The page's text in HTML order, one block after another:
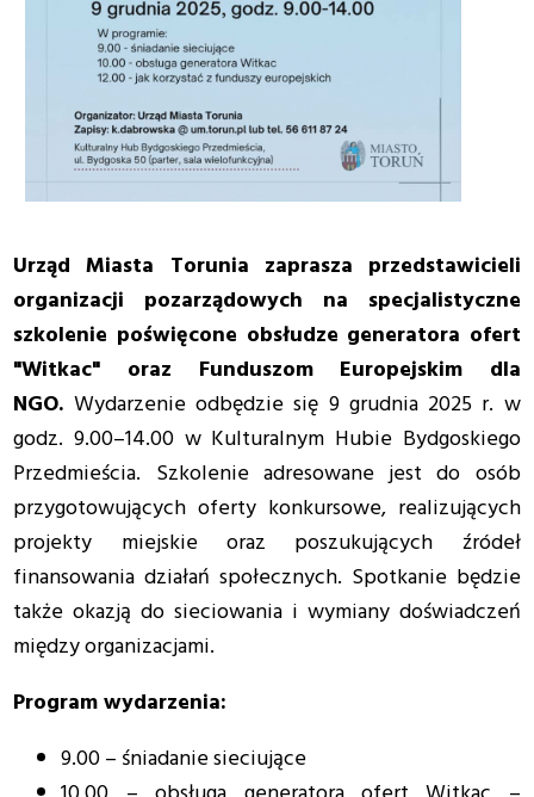
Urząd Miasta Torunia zaprasza przedstawicieli
organizacji pozarządowych na specjalistyczne
szkolenie poświęcone obsłudze generatora ofert
"Witkac" oraz Funduszom Europejskim dla
NGO. Wydarzenie odbędzie się 9 grudnia 2025 r. w
godz. 9.00–14.00 w Kulturalnym Hubie Bydgoskiego
Przedmieścia. Szkolenie adresowane jest do osób
przygotowujących oferty konkursowe, realizujących
projekty miejskie oraz poszukujących źródeł
finansowania działań społecznych. Spotkanie będzie
także okazją do sieciowania i wymiany doświadczeń
między organizacjami.
Program wydarzenia:
9.00 – śniadanie sieciujące